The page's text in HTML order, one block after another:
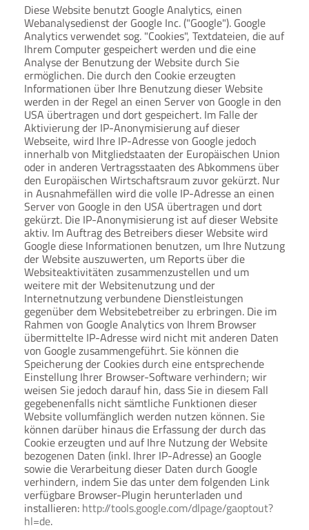
Diese Website benutzt Google Analytics, einen
Webanalysedienst der Google Inc. ("Google"). Google
Analytics verwendet sog. "Cookies", Textdateien, die auf
Ihrem Computer gespeichert werden und die eine
Analyse der Benutzung der Website durch Sie
ermöglichen. Die durch den Cookie erzeugten
Informationen über Ihre Benutzung dieser Website
werden in der Regel an einen Server von Google in den
USA übertragen und dort gespeichert. Im Falle der
Aktivierung der IP-Anonymisierung auf dieser
Webseite, wird Ihre IP-Adresse von Google jedoch
innerhalb von Mitgliedstaaten der Europäischen Union
oder in anderen Vertragsstaaten des Abkommens über
den Europäischen Wirtschaftsraum zuvor gekürzt. Nur
in Ausnahmefällen wird die volle IP-Adresse an einen
Server von Google in den USA übertragen und dort
gekürzt. Die IP-Anonymisierung ist auf dieser Website
aktiv. Im Auftrag des Betreibers dieser Website wird
Google diese Informationen benutzen, um Ihre Nutzung
der Website auszuwerten, um Reports über die
Websiteaktivitäten zusammenzustellen und um
weitere mit der Websitenutzung und der
Internetnutzung verbundene Dienstleistungen
gegenüber dem Websitebetreiber zu erbringen. Die im
Rahmen von Google Analytics von Ihrem Browser
übermittelte IP-Adresse wird nicht mit anderen Daten
von Google zusammengeführt. Sie können die
Speicherung der Cookies durch eine entsprechende
Einstellung Ihrer Browser-Software verhindern; wir
weisen Sie jedoch darauf hin, dass Sie in diesem Fall
gegebenenfalls nicht sämtliche Funktionen dieser
Website vollumfänglich werden nutzen können. Sie
können darüber hinaus die Erfassung der durch das
Cookie erzeugten und auf Ihre Nutzung der Website
bezogenen Daten (inkl. Ihrer IP-Adresse) an Google
sowie die Verarbeitung dieser Daten durch Google
verhindern, indem Sie das unter dem folgenden Link
verfügbare Browser-Plugin herunterladen und
installieren: http://tools.google.com/dlpage/gaoptout?
hl=de.